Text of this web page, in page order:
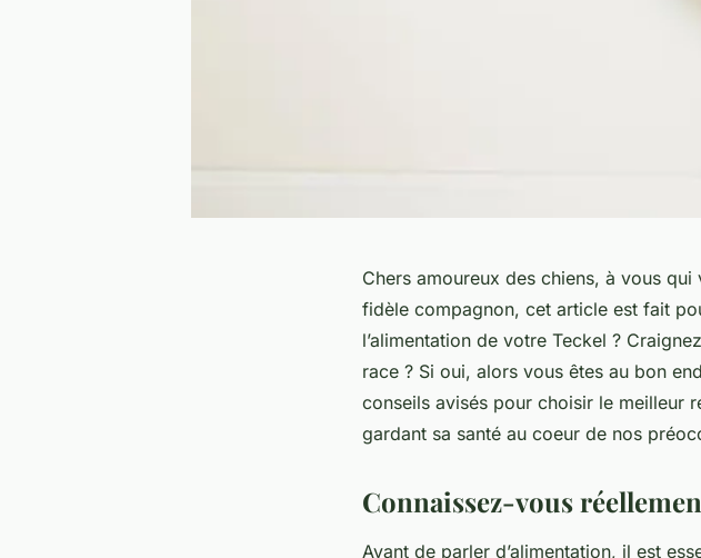
Chers amoureux des chiens, à vous
fidèle compagnon, cet article est fait
l’alimentation de votre Teckel ?
race ? Si oui, alors vous êtes au bon
conseils avisés pour choisir le meilleur
gardant sa santé au coeur de nos
Connaissez-vous
Avant de parler d’alimentation, il est